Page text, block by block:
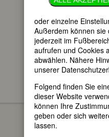
BIOGRAPHIEN
(Dr. Emilie
Lehmus)
oder einzelne
Außerdem können sie
jederzeit im
aufrufen und Cookies
abwählen. Nähere
unserer
Folgend finden Sie
dieser Website
können Ihre
geben oder sich
lassen.